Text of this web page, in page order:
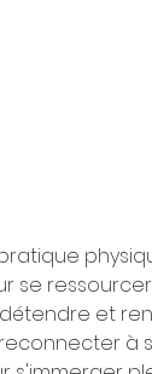
se
et
à